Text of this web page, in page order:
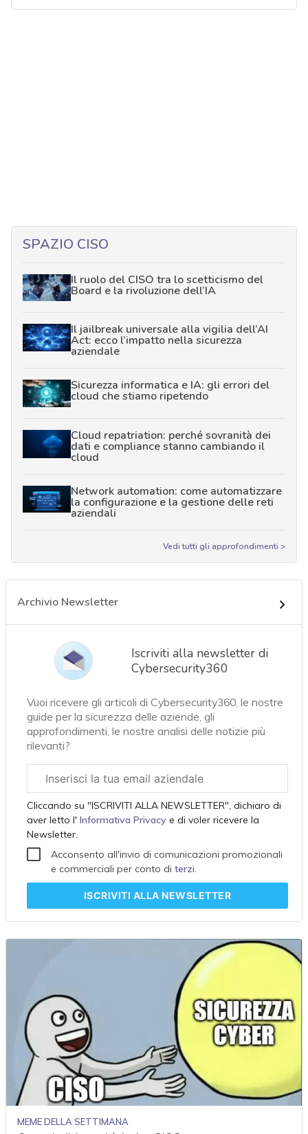
SPAZIO CISO
Il ruolo del CISO tra lo scetticismo del
Board e la rivoluzione dell’IA
Il jailbreak universale alla vigilia dell’AI
Act: ecco l’impatto nella sicurezza
aziendale
Sicurezza informatica e IA: gli errori del
cloud che stiamo ripetendo
Cloud repatriation: perché sovranità dei
dati e compliance stanno cambiando il
cloud
Network automation: come automatizzare
la configurazione e la gestione delle reti
aziendali
Vedi tutti gli approfondimenti >
Archivio Newsletter
Iscriviti alla newsletter di
Cybersecurity360
Vuoi ricevere gli articoli di Cybersecurity360, le nostre
guide per la sicurezza delle aziende, gli
approfondimenti, le nostre analisi delle notizie più
rilevanti?
aziendale
Cliccando su "ISCRIVITI ALLA NEWSLETTER", dichiaro di
aver letto l'Informativa Privacy e di voler ricevere la
Newsletter.
Acconsento all'invio di comunicazioni promozionali
e commerciali per conto di terzi.
ISCRIVITI ALLA NEWSLETTER
MEME DELLA SETTIMANA